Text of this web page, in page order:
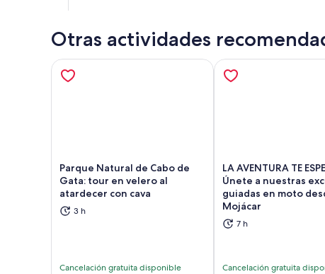
Otras actividades
Parque Natural de Cabo de
Gata: tour en velero al
atardecer con cava
3 h
Cancelación gratuita disponible
Se abrirá en una nueva pestaña
LA AVENTURA TE
Únete a nuestras
guiadas en moto
Mojácar
7 h
Cancelación gratuita
Se